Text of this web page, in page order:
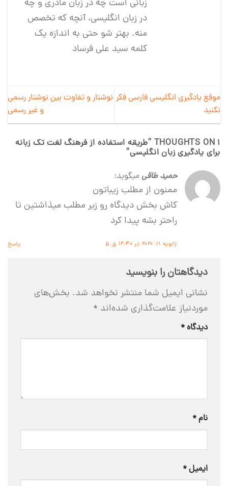
زبانی است چه در زبان مادری و چه
در زبان انگلیسی، آنچه که تخصص
منه. بهتر شو حتی به اندازه یک
کلمه سید علی فرساد
موقع یادگیری انگلیسی فارسی فکر
نکنید
نوشتار و تفاوت بین نوشتار رسمی
و غیر رسمی
1 THOUGHTS ON “ طریقه استفاده از فرهنگ لغت تک زبانه
برای یادگیری زبان انگلیسی”
حمید طاقیمیگوید:
ممنون از مطلب زیباتون
کاش بخش دیدگاه رو زیر مطلب میذاشتین تا
راحتر بشه‌ پیدا کرد
ژانویه 11, 2020 در 12:40 ق.ظ پاسخ
دیدگاهتان را بنویسید
نشانی ایمیل شما منتشر نخواهد شد. بخش‌های
موردنیاز علامت‌گذاری شده‌اند *
دیدگاه*
نام*
ایمیل*